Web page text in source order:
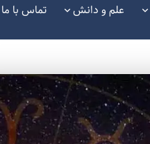
علم و دانش تماس با ما